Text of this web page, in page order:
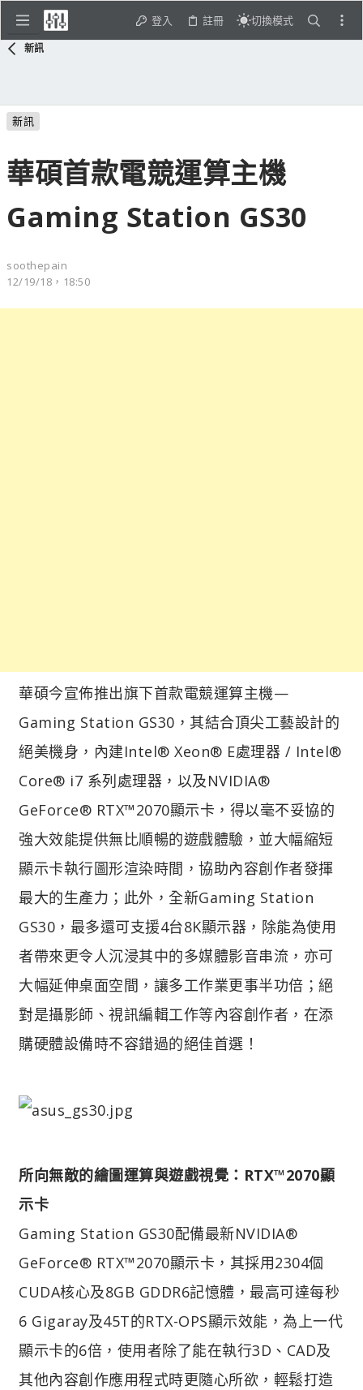
登入 註冊 切換模式
新訊
新訊
華碩首款電競運算主機
Gaming Station GS30
soothepain
12/19/18，18:50
華碩今宣佈推出旗下首款電競運算主機—
Gaming Station GS30，其結合頂尖工藝設計的
絕美機身，內建Intel® Xeon® E處理器 / Intel®
Core® i7 系列處理器，以及NVIDIA®
GeForce® RTX™2070顯示卡，得以毫不妥協的
強大效能提供無比順暢的遊戲體驗，並大幅縮短
顯示卡執行圖形渲染時間，協助內容創作者發揮
最大的生產力；此外，全新Gaming Station
GS30，最多還可支援4台8K顯示器，除能為使用
者帶來更令人沉浸其中的多媒體影音串流，亦可
大幅延伸桌面空間，讓多工作業更事半功倍；絕
對是攝影師、視訊編輯工作等內容創作者，在添
購硬體設備時不容錯過的絕佳首選！
所向無敵的繪圖運算與遊戲視覺：RTX™2070顯
示卡
Gaming Station GS30配備最新NVIDIA®
GeForce® RTX™2070顯示卡，其採用2304個
CUDA核心及8GB GDDR6記憶體，最高可達每秒
6 Gigaray及45T的RTX-OPS顯示效能，為上一代
顯示卡的6倍，使用者除了能在執行3D、CAD及
其他內容創作應用程式時更隨心所欲，輕鬆打造